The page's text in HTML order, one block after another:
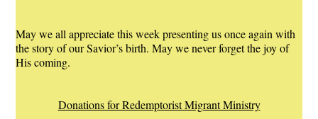
May we all appreciate this week presenting us once again with
the story of our Savior’s birth. May we never forget the joy of
His coming.
Donations for Redemptorist Migrant Ministry